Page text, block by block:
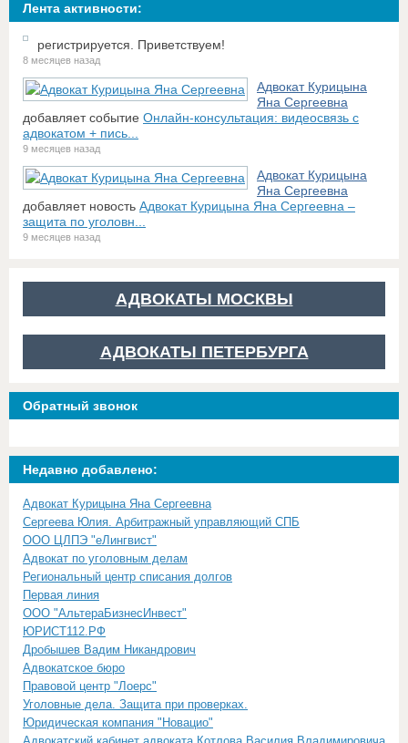
Лента активности:
регистрируется. Приветствуем!
8 месяцев назад
Адвокат Курицына
Яна Сергеевна
добавляет событие Онлайн-консультация: видеосвязь с
адвокатом + пись...
9 месяцев назад
Адвокат Курицына
Яна Сергеевна
добавляет новость Адвокат Курицына Яна Сергеевна –
защита по уголовн...
9 месяцев назад
АДВОКАТЫ МОСКВЫ
АДВОКАТЫ ПЕТЕРБУРГА
Обратный звонок
Недавно добавлено:
Адвокат Курицына Яна Сергеевна
Сергеева Юлия. Арбитражный управляющий СПБ
ООО ЦЛПЭ "еЛингвист"
Адвокат по уголовным делам
Региональный центр списания долгов
Первая линия
ООО "АльтераБизнесИнвест"
ЮРИСТ112.РФ
Дробышев Вадим Никандрович
Адвокатское бюро
Правовой центр "Лоерс"
Уголовные дела. Защита при проверках.
Юридическая компания "Новацио"